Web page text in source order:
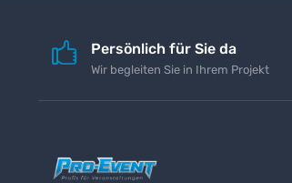
Persönlich für Sie da
Wir begleiten Sie in Ihrem Projekt